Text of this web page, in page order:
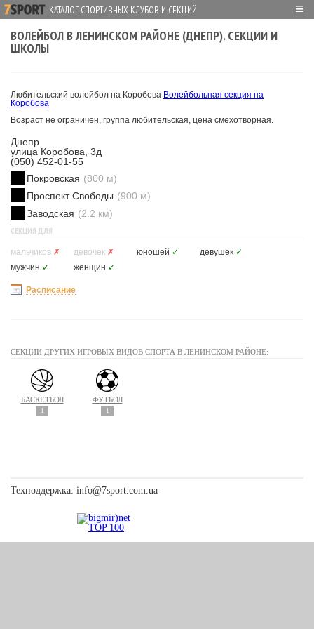
КАТАЛОГ СПОРТИВНЫХ КЛУБОВ И СЕКЦИЙ ≡
ВОЛЕЙБОЛ В ЛЕНИНСКОМ РАЙОНЕ (ДНЕПР). СЕКЦИИ И
ШКОЛЫ
Любительский волейбол на Коробова Волейбольная секция на
Коробова
Возраст не ограничен, группа любительская, цена смехотворная.
Днепр
улица Коробова, 3д
(050) 452-01-55
Покровская (800 м)
Проспект Свободы (900 м)
Заводская (2.2 км)
СЕКЦИЯ ДЛЯ
мальчиков ✗ девочек ✗ юношей ✓ девушек ✓
мужчин ✓ женщин ✓
Расписание
СЕКЦИИ ДРУГИХ ИГРОВЫХ ВИДОВ СПОРТА В ЛЕНИНСКОМ РАЙОНЕ:
БАСКЕТБОЛ
1
ФУТБОЛ
1
Техподдержка: info@7sport.com.ua